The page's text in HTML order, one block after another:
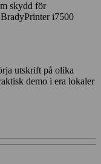
skydd för
i7500
utskrift på olika
demo i era lokaler